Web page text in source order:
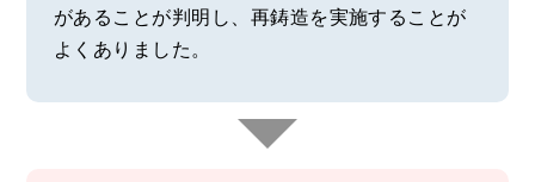
があることが判明し、再鋳造を実施することが
よくありました。